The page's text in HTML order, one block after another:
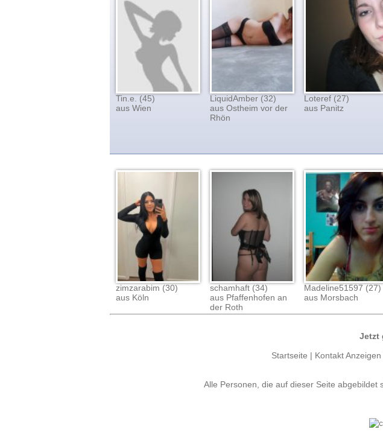
Tin.e. (45)
aus Wien
LiquidAmber (32)
aus Ostheim vor der
Rhön
Loteref (27)
aus Panitz
zimzarabim (30)
aus Köln
schamhaft (34)
aus Pfaffenhofen an
der Roth
Madeline51597 (27)
aus Morsbach
Jetzt
Startseite | Kontakt Anzeigen
Alle Personen, die auf dieser Seite abgebildet